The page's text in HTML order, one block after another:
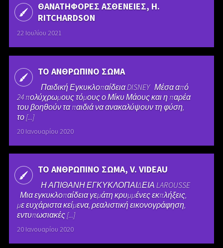
ΘΑΝΑΤΗΦΟΡΕΣ ΑΣΘΕΝΕΙΕΣ, H.
RITCHARDSON
22 Ιουλίου 2021
ΤΟ ΑΝΘΡΩΠΙΝΟ ΣΩΜΑ
Παιδική Εγκυκλοπαίδεια DISNEY Μέσα από
24 πολύχρωμους τόμους ο Μίκυ Μάους και η παρέα
του βοηθούν τα παιδιά να ανακαλύψουν τη φύση,
το [...]
20 Ιανουαρίου 2020
ΤΟ ΑΝΘΡΩΠΙΝΟ ΣΩΜΑ, V. VIDEAU
Η ΑΠΙΘΑΝΗ ΕΓΚΥΚΛΟΠΑΙΔΕΙΑ LAROUSSE
Μια εγκυκλοπαίδεια γεμάτη κρυμμένες εκπλήξεις,
με ευχάριστα κείμενα, ρεαλιστική εικονογράφηση,
εντυπωσιακές [...]
20 Ιανουαρίου 2020